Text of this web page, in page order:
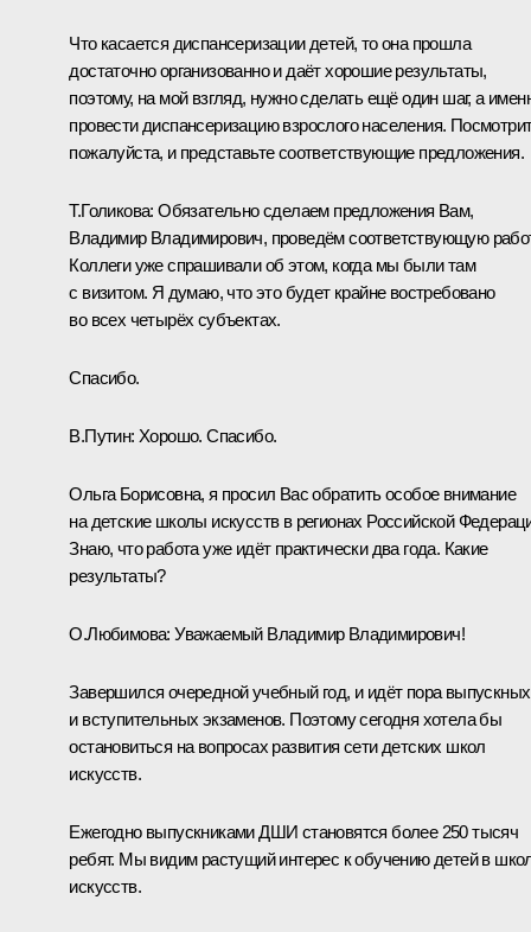
Что касается диспансеризации детей, то она прошла
достаточно организованно и даёт хорошие результаты,
поэтому, на мой взгляд, нужно сделать ещё один шаг, а
провести диспансеризацию взрослого населения.
пожалуйста, и представьте соответствующие предложения.
Т.Голикова: Обязательно сделаем предложения Вам,
Владимир Владимирович, проведём соответствующую
Коллеги уже спрашивали об этом, когда мы были там
с визитом. Я думаю, что это будет крайне востребовано
во всех четырёх субъектах.
Спасибо.
В.Путин: Хорошо. Спасибо.
Ольга Борисовна, я просил Вас обратить особое внимание
на детские школы искусств в регионах Российской
Знаю, что работа уже идёт практически два года. Какие
результаты?
О.Любимова: Уважаемый Владимир Владимирович!
Завершился очередной учебный год, и идёт пора выпускных
и вступительных экзаменов. Поэтому сегодня хотела бы
остановиться на вопросах развития сети детских школ
искусств.
Ежегодно выпускниками ДШИ становятся более 250 тысяч
ребят. Мы видим растущий интерес к обучению детей в
искусств.